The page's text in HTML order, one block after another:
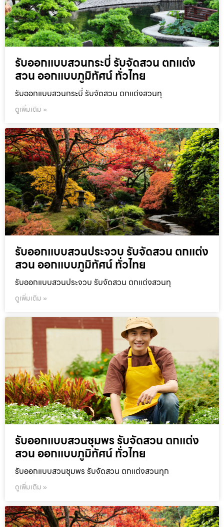
รับออกแบบสวนกระบี่ รับจัดสวน ตกแต่ง
สวน ออกแบบภูมิทัศน์ ทั่วไทย
รับออกแบบสวนกระบี่ รับจัดสวน ตกแต่งสวนทุ
ดูเพิ่มเติม »
รับออกแบบสวนประจวบ รับจัดสวน ตกแต่ง
สวน ออกแบบภูมิทัศน์ ทั่วไทย
รับออกแบบสวนประจวบ รับจัดสวน ตกแต่งสวนทุ
ดูเพิ่มเติม »
รับออกแบบสวนชุมพร รับจัดสวน ตกแต่ง
สวน ออกแบบภูมิทัศน์ ทั่วไทย
รับออกแบบสวนชุมพร รับจัดสวน ตกแต่งสวนทุก
ดูเพิ่มเติม »